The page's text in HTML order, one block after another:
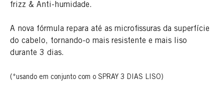
frizz & Anti-humidade.
A nova fórmula repara até as microfissuras da superfície
do cabelo, tornando-o mais resistente e mais liso
durante 3 dias.
(*usando em conjunto com o SPRAY 3 DIAS LISO)